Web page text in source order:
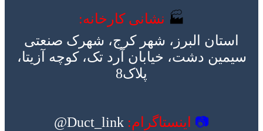
🏭 نشانی کارخانه:
استان البرز، شهر کرج، شهرک صنعتی
سیمین دشت، خیابان آرد تک، کوچه آزیتا،
پلاک8
📷 اینستاگرام: